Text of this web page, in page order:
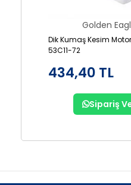
Golden
Dik Kumaş Kesim
53C11-72
434,40 TL
Sipariş